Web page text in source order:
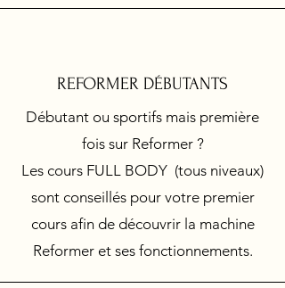
REFORMER DÉBUTANTS
Débutant ou sportifs mais première
fois sur Reformer ?
Les cours FULL BODY (tous niveaux)
sont conseillés pour votre premier
cours afin de découvrir la machine
Reformer et ses fonctionnements.